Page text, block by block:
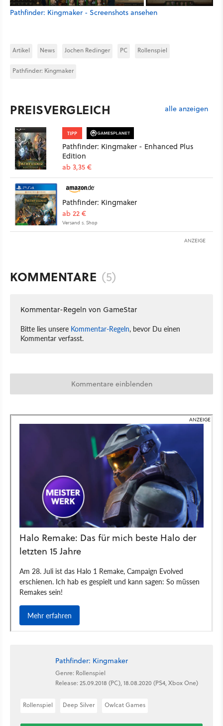
Pathfinder: Kingmaker - Screenshots ansehen
Artikel News Jochen Redinger PC Rollenspiel
Pathfinder: Kingmaker
PREISVERGLEICH alle anzeigen
TIPP
Pathfinder: Kingmaker - Enhanced Plus
Edition
ab 3,35 €
Pathfinder: Kingmaker
ab 22 €
Versand s. Shop
ANZEIGE
KOMMENTARE (5)
Kommentar-Regeln von GameStar
Bitte lies unsere Kommentar-Regeln, bevor Du einen
Kommentar verfasst.
Kommentare einblenden
Pathfinder: Kingmaker
Genre: Rollenspiel
Release: 25.09.2018 (PC), 18.08.2020 (PS4, Xbox One)
Rollenspiel Deep Silver Owlcat Games